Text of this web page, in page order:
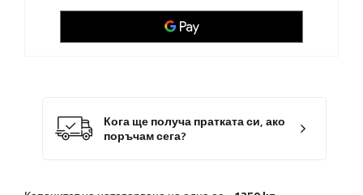
Кога ще получа пратката си, ако
поръчам сега?